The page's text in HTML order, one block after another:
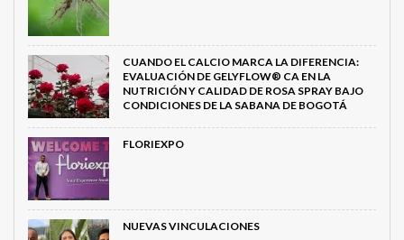
CUANDO EL CALCIO MARCA LA DIFERENCIA:
EVALUACIÓN DE GELYFLOW® CA EN LA
NUTRICIÓN Y CALIDAD DE ROSA SPRAY BAJO
CONDICIONES DE LA SABANA DE BOGOTÁ
FLORIEXPO
NUEVAS VINCULACIONES